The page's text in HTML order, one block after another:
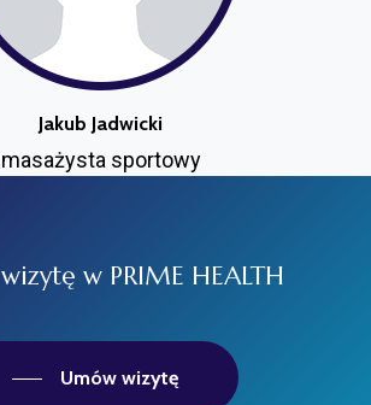
Jakub Jadwicki
masażysta sportowy
wizytę w PRIME HEALTH
Umów wizytę